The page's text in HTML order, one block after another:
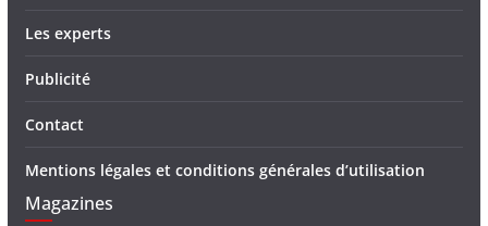
Les experts
Publicité
Contact
Mentions légales et conditions générales d’utilisation
Magazines